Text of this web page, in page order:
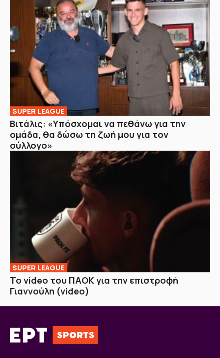
SUPER LEAGUE
Βιτάλις: «Υπόσχομαι να πεθάνω για την
ομάδα, θα δώσω τη ζωή μου για τον
σύλλογο»
SUPER LEAGUE
Το video του ΠΑΟΚ για την επιστροφή
Γιαννούλη (video)